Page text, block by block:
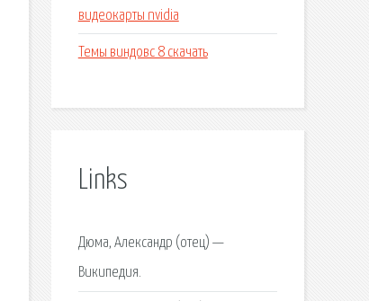
видеокарты nvidia
Темы виндовс 8 скачать
Links
Дюма, Александр (отец) —
Википедия.